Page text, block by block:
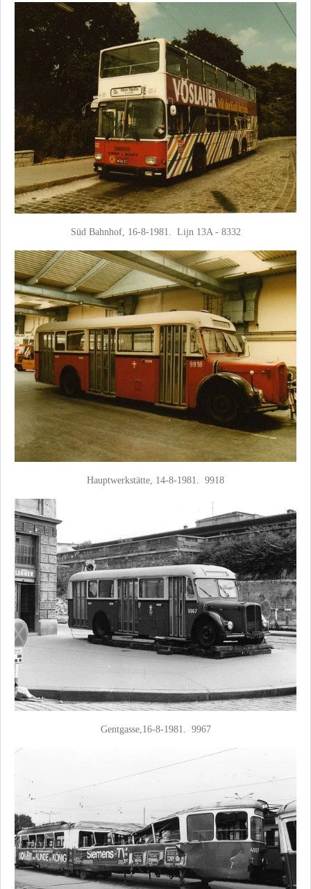
Süd Bahnhof, 16-8-1981. Lijn 13A - 8332
Hauptwerkstätte, 14-8-1981. 9918
Gentgasse,16-8-1981. 9967